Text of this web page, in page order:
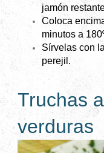
jamón
Coloca
minutos a
Sírvelas con
perejil.
Truchas
verduras